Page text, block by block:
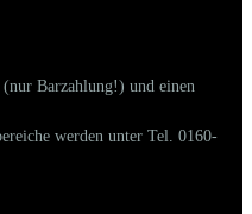
Barzahlung!) und einen
werden unter Tel. 0160-